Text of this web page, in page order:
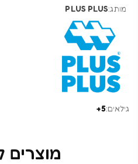
מותג:PLUS PLUS
גילאים:5+
מוצרים